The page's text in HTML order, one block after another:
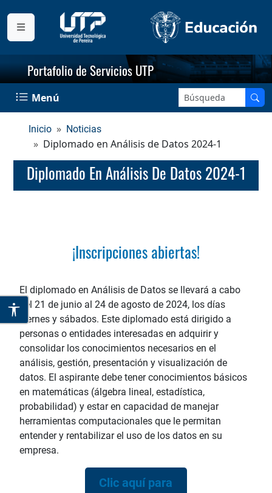
Portafolio de Servicios UTP
Menú
Inicio Noticias
Diplomado en Análisis de Datos 2024-1
Diplomado En Análisis De Datos 2024-1
¡Inscripciones abiertas!
El diplomado en Análisis de Datos se llevará a cabo
del 21 de junio al 24 de agosto de 2024, los días
viernes y sábados. Este diplomado está dirigido a
personas o entidades interesadas en adquirir y
consolidar los conocimientos necesarios en el
análisis, gestión, presentación y visualización de
datos. El aspirante debe tener conocimientos básicos
en matemáticas (álgebra lineal, estadística,
probabilidad) y estar en capacidad de manejar
herramientas computacionales que le permitan
entender y rentabilizar el uso de los datos en su
empresa.
Clic aquí para